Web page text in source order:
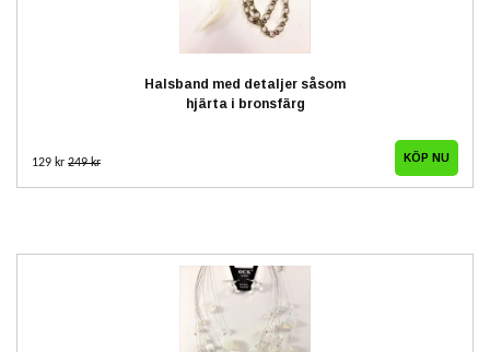
Halsband med detaljer såsom
hjärta i bronsfärg
129 kr 249 kr